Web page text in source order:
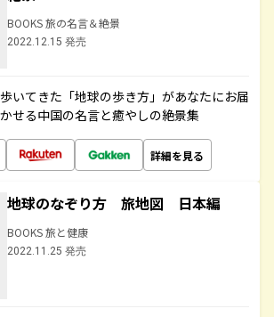
BOOKS 旅の名言＆絶景
2022.12.15 発売
いてきた「地球の歩き方」があなたにお届
せる中国の名言と癒やしの絶景集
詳細を見る
地球のなぞり方 旅地図 日本編
BOOKS 旅と健康
2022.11.25 発売